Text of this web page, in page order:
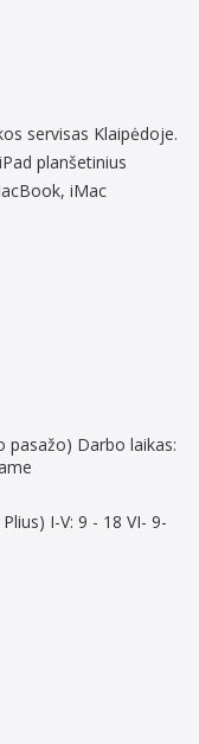
servisas Klaipėdoje.
planšetinius
iMac
pasažo) Darbo laikas:
I-V: 9 - 18 VI- 9-